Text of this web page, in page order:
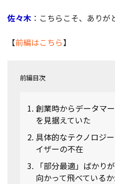
佐々木 ：こちらこそ、ありが
【前編はこちら】
前編目次
創業時からデータマ
を見据えていた
具体的なテクノロジ
イザーの不在
「部分最適」ばかり
向かって飛べている